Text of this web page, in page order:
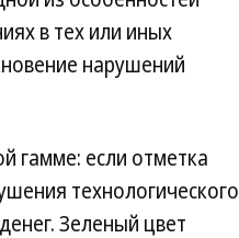
в тех или иных
нарушений
гамме: если отметка
технологического
Зеленый цвет